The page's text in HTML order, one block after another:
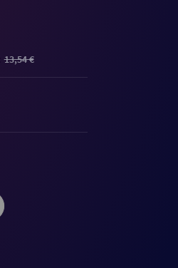
13,54 €